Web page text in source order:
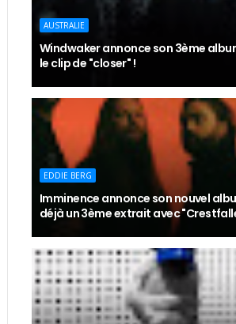
AUSTRALIE
Windwaker annonce son 3ème
le clip de "closer" !
EDDIE BERG
Imminence annonce son nouvel
déjà un 3ème extrait avec